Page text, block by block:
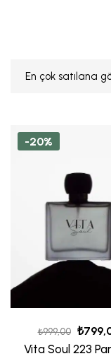
En çok satılana
-20%
₺999,00 ₺
Vita Soul 223